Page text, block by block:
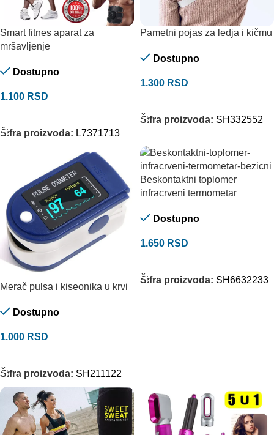
Smart fitnes aparat za
mršavljenje
Dostupno
1.100 RSD
Šifra proizvoda: L7371713
Pametni pojas za ledja i kičmu
Dostupno
1.300 RSD
Šifra proizvoda: SH332552
Merač pulsa i kiseonika u krvi
Dostupno
1.000 RSD
Šifra proizvoda: SH211122
Beskontaktni toplomer
infracrveni termometar
Dostupno
1.650 RSD
Šifra proizvoda: SH6632233